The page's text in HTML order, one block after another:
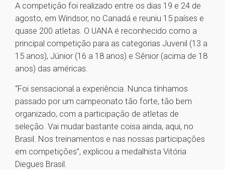
A competição foi realizado entre os dias 19 e 24 de
agosto, em Windsor, no Canadá e reuniu 15 países e
quase 200 atletas. O UANA é reconhecido como a
principal competição para as categorias Juvenil (13 a
15 anos), Júnior (16 a 18 anos) e Sênior (acima de 18
anos) das américas.
“Foi sensacional a experiência. Nunca tínhamos
passado por um campeonato tão forte, tão bem
organizado, com a participação de atletas de
seleção. Vai mudar bastante coisa ainda, aqui, no
Brasil. Nos treinamentos e nas nossas participações
em competições”, explicou a medalhista Vitória
Diegues Brasil.